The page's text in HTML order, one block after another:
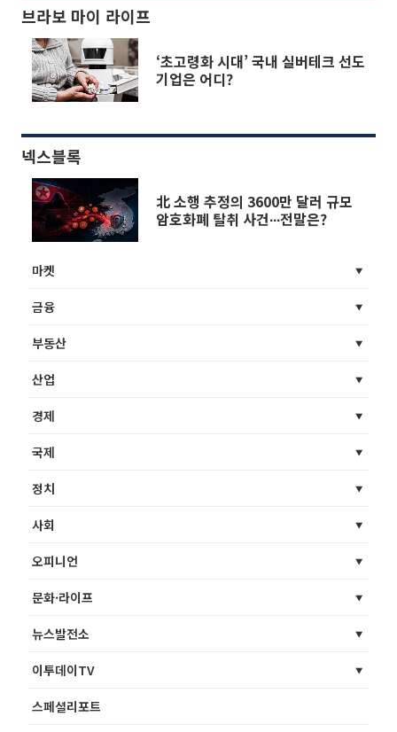
브라보 마이 라이프
‘초고령화 시대’ 국내 실버테크 선도
기업은 어디?
넥스블록
北 소행 추정의 3600만 달러 규모
암호화폐 탈취 사건∙∙∙전말은?
마켓
금융
부동산
산업
경제
국제
정치
사회
오피니언
문화·라이프
뉴스발전소
이투데이TV
스페셜리포트